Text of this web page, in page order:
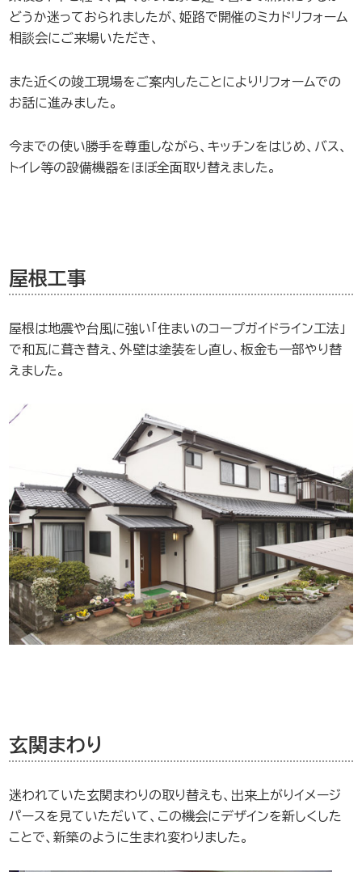
どうか迷っておられましたが、姫路で開催のミカドリフォーム
相談会にご来場いただき、
また近くの竣工現場をご案内したことによりリフォームでの
お話に進みました。
今までの使い勝手を尊重しながら、キッチンをはじめ、バス、
トイレ等の設備機器をほぼ全面取り替えました。
屋根工事
屋根は地震や台風に強い「住まいのコープガイドライン工法」
で和瓦に葺き替え、外壁は塗装をし直し、板金も一部やり替
えました。
玄関まわり
迷われていた玄関まわりの取り替えも、出来上がりイメージ
パースを見ていただいて、この機会にデザインを新しくした
ことで、新築のように生まれ変わりました。